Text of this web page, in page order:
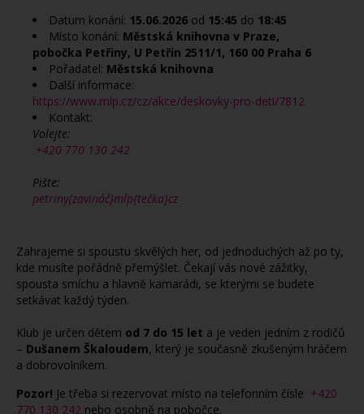
Datum konání: 15.06.2026 od 15:45 do 18:45
Místo konání: Městská knihovna v Praze,
pobočka Petřiny, U Petřin 2511/1, 160 00 Praha 6
Pořadatel: Městská knihovna
Další informace:
https://www.mlp.cz/cz/akce/deskovky-pro-deti/7812
Kontakt:
Volejte:
+420 770 130 242
Pište:
petriny{zavináč}mlp{tečka}cz
Zahrajeme si spoustu skvělých her, od jednoduchých až po ty,
kde musíte pořádně přemýšlet. Čekají vás nové zážitky,
spousta smíchu a hlavně kamarádi, se kterými se budete
setkávat každý týden.
Klub je určen dětem od 7 do 15 let a je veden jedním z rodičů
– Dušanem Škaloudem, který je současně zkušeným hráčem
a dobrovolníkem.
Pozor! Je třeba si rezervovat místo na telefonním čísle +420
770 130 242 nebo osobně na pobočce.